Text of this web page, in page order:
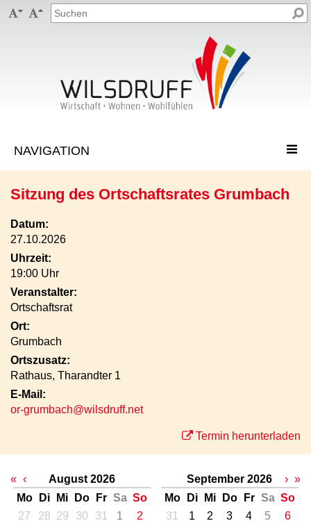
 
Sitzung des Ortschaftsrates Grumbach
Datum:
27.10.2026
Uhrzeit:
19:00 Uhr
Veranstalter:
Ortschaftsrat
Ort:
Grumbach
Ortszusatz:
Rathaus, Tharandter 1
E-Mail:
or-grumbach@wilsdruff.net
Termin herunterladen
« ‹
August 2026
Mo
Di Mi Do Fr Sa So
27
28 29 30 31 1
2
September 2026
Mo
Di Mi Do Fr Sa So
31
1 2 3 4 5
6
› »